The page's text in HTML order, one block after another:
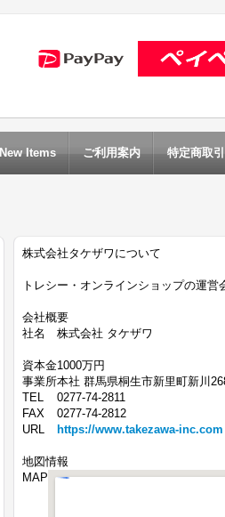
New Items ご利用案内 特定商取
株式会社タケザワについて
トレシー・オンラインショップの運
会社概要
社名
株式会社 タケザワ
資本金1000万円
事業所本社 群馬県桐生市新里町新川
TEL
0277-74-2811
FAX
0277-74-2812
URL
https://www.takezawa-inc.com
地図情報
MAP